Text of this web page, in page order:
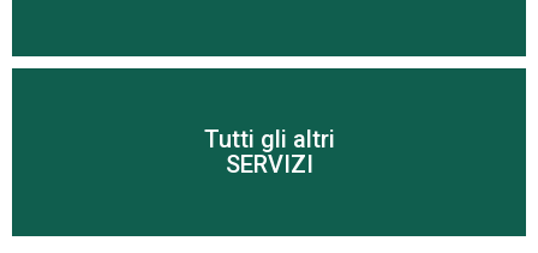
Tutti gli altri
SERVIZI
Scopri di più